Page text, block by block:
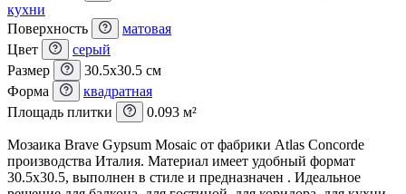
кухни
Поверхность
матовая
Цвет
серый
Размер
30.5x30.5 см
Форма
квадратная
Площадь плитки
0.093 м²
Мозаика Brave Gypsum Mosaic от фабрики Atlas Concorde
производства Италия. Материал имеет удобный формат
30.5x30.5, выполнен в стиле и предназначен . Идеальное